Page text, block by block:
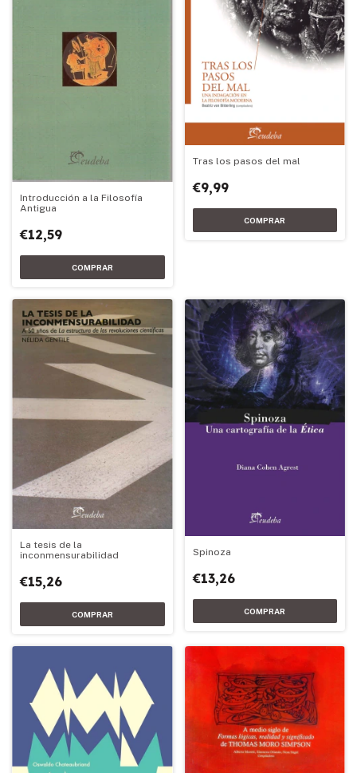
Introducción a la Filosofía
Antigua
€12,59
Tras los pasos del mal
€9,99
La tesis de la
inconmensurabilidad
€15,26
Spinoza
€13,26